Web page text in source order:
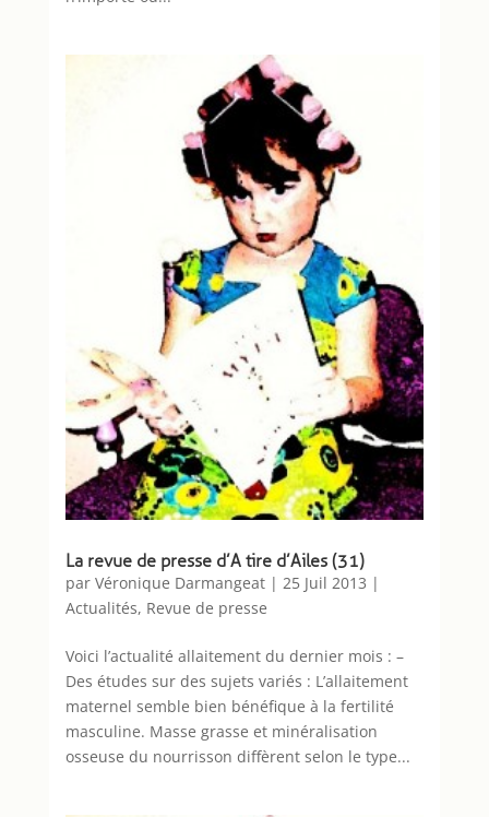
La revue de presse d’A tire d’Ailes (31)
par Véronique Darmangeat| 25 Juil 2013 |
Actualités, Revue de presse
Voici l’actualité allaitement du dernier mois : –
Des études sur des sujets variés : L’allaitement
maternel semble bien bénéfique à la fertilité
masculine. Masse grasse et minéralisation
osseuse du nourrisson diffèrent selon le type...